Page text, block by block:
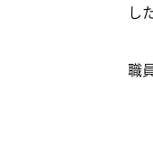
し
職